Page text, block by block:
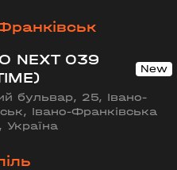
NEXT 039
бульвар, 25, Івано-
Івано-Франківська
Україна